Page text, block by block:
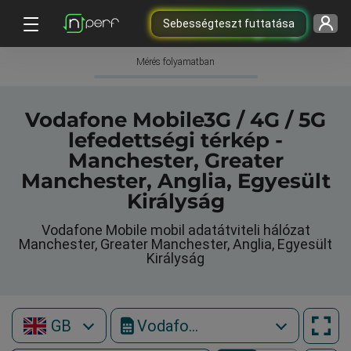
Sebességteszt futtatása
Mérés folyamatban
Vodafone Mobile3G / 4G / 5G
lefedettségi térkép -
Manchester, Greater
Manchester, Anglia, Egyesült
Királyság
Vodafone Mobile mobil adatátviteli hálózat
Manchester, Greater Manchester, Anglia, Egyesült
Királyság
GB Vodafone Mobile